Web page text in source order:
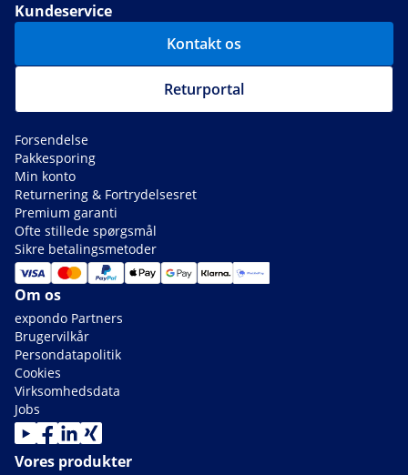
Kundeservice
Kontakt os
Returportal
Forsendelse
Pakkesporing
Min konto
Returnering & Fortrydelsesret
Premium garanti
Ofte stillede spørgsmål
Sikre betalingsmetoder
Om os
expondo Partners
Brugervilkår
Persondatapolitik
Cookies
Virksomhedsdata
Jobs
Vores produkter